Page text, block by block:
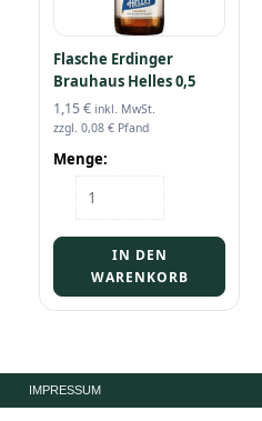
Flasche Erdinger
Brauhaus Helles 0,5
1,15€ inkl. MwSt.
zzgl. 0,08 € Pfand
Menge:
Flasche
Erdinger
Helles
0,5
Menge
IN DEN
WARENKORB
IMPRESSUM